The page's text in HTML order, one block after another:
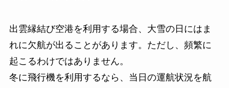
出雲縁結び空港を利用する場合、大雪の日にはま
れに欠航が出ることがあります。ただし、頻繁に
起こるわけではありません。
冬に飛行機を利用するなら、当日の運航状況を航